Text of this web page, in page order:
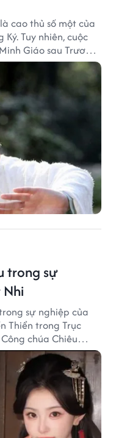
cao thủ số một của
Tuy nhiên, cuộc
Giáo sau Trương
Kim Dung quan
trong sự
sự nghiệp của
Thiển trong Trục
chúa Chiêu